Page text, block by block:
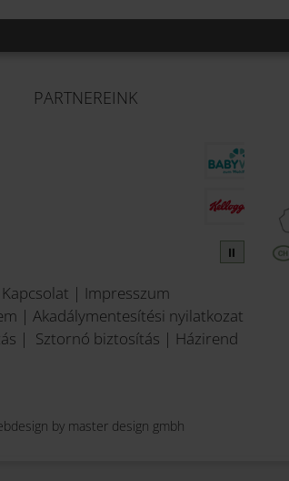
PARTNEREINK
⏸
Kapcsolat | Impresszum
| Akadálymentesítési nyilatkozat
| Sztornó biztosítás | Házirend
by master design gmbh